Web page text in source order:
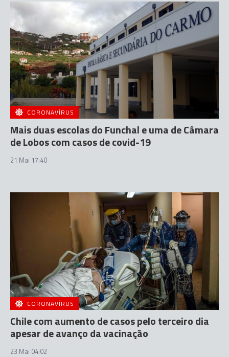
CORONAVÍRUS
Mais duas escolas do Funchal e uma de Câmara
de Lobos com casos de covid-19
21 Mai 17:40
CORONAVÍRUS
Chile com aumento de casos pelo terceiro dia
apesar de avanço da vacinação
23 Mai 04:02